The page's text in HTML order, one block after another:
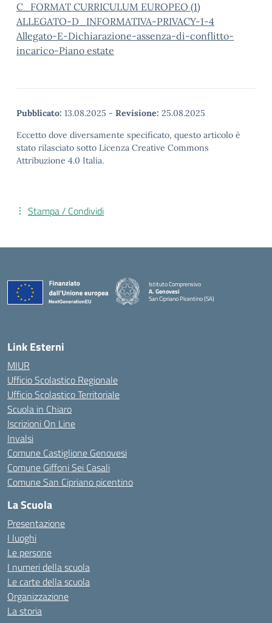
C_FORMAT CURRICULUM EUROPEO (1)
ALLEGATO-D_INFORMATIVA-PRIVACY-1-4
Allegato-E-Dichiarazione-assenza-di-conflitto-
incarico-Piano estate
Pubblicato: 13.08.2025 - Revisione: 25.08.2025
Eccetto dove diversamente specificato, questo articolo è
stato rilasciato sotto Licenza Creative Commons
Attribuzione 4.0 Italia.
Stampa / Condividi
Istituto Comprensivo
A. Genovesi
San Cipriano Picentino (SA)
— Visita la pagina iniziale della scuola
Link Esterni
MIUR
Ufficio Scolastico Regionale
Ufficio Scolastico Territoriale
Scuola in Chiaro
Iscrizioni On Line
Invalsi
Comune Castiglione Genovesi
Comune Giffoni Sei Casali
Comune San Cipriano picentino
La Scuola
Presentazione
I luoghi
Le persone
I numeri della scuola
Le carte della scuola
Organizzazione
La storia